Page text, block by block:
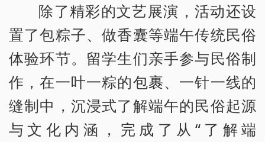
除了精彩的文艺展演，活动还设
置了包粽子、做香囊等端午传统民俗
体验环节。留学生们亲手参与民俗制
作，在一叶一粽的包裹、一针一线的
缝制中，沉浸式了解端午的民俗起源
与文化内涵，完成了从“了解端